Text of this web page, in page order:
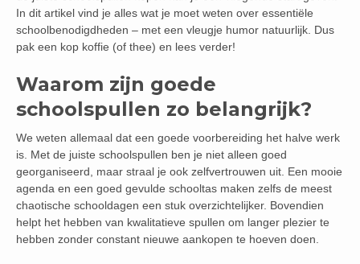
In dit artikel vind je alles wat je moet weten over essentiële
schoolbenodigdheden – met een vleugje humor natuurlijk. Dus
pak een kop koffie (of thee) en lees verder!
Waarom zijn goede
schoolspullen zo belangrijk?
We weten allemaal dat een goede voorbereiding het halve werk
is. Met de juiste schoolspullen ben je niet alleen goed
georganiseerd, maar straal je ook zelfvertrouwen uit. Een mooie
agenda en een goed gevulde schooltas maken zelfs de meest
chaotische schooldagen een stuk overzichtelijker. Bovendien
helpt het hebben van kwalitatieve spullen om langer plezier te
hebben zonder constant nieuwe aankopen te hoeven doen.